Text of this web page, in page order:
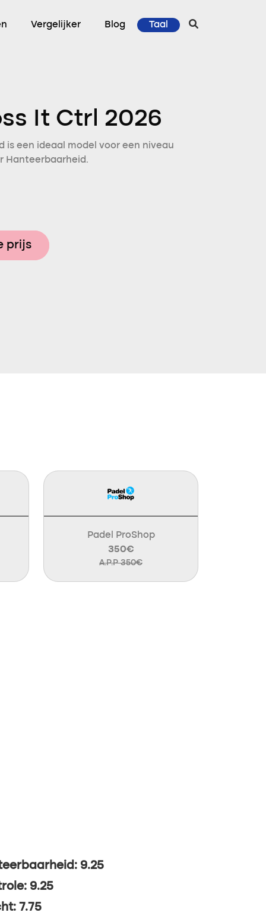
Vergelijker Blog Taal
It Ctrl 2026
is een ideaal model voor een niveau
Hanteerbaarheid.
prijs
Padel ProShop
350€
A.P.P 350€
9.25
9.25
7.75